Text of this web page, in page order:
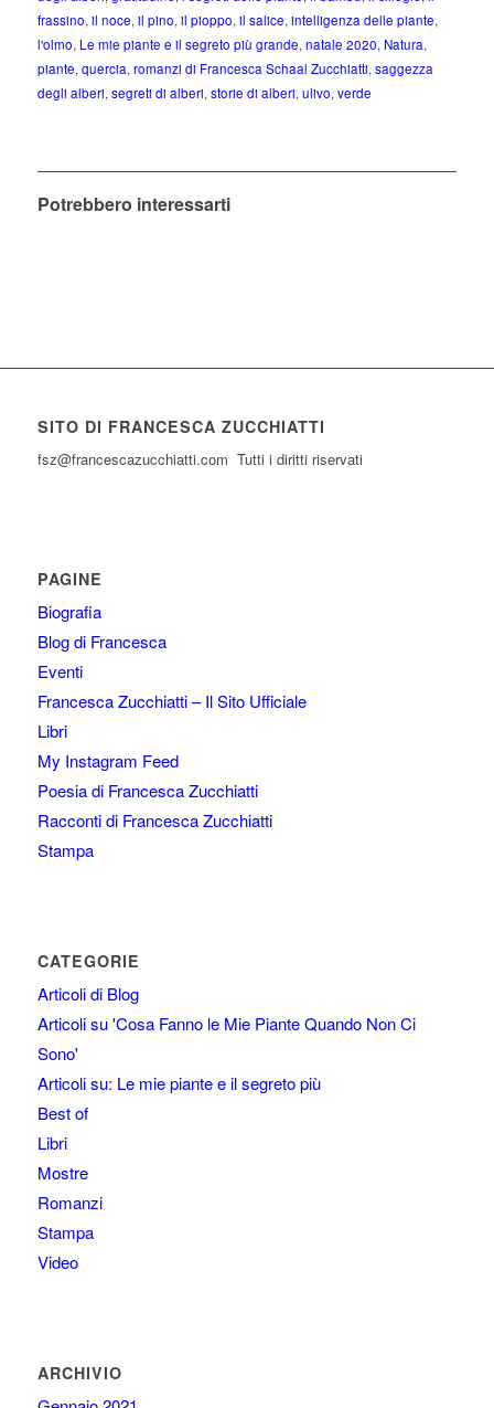
frassino,il noce,il pino,il pioppo,il salice,intelligenza delle piante,
l'olmo, Le mie piante e il segreto più grande,natale 2020,Natura,
piante,quercia,romanzi di Francesca Schaal Zucchiatti,saggezza
degli alberi,segreti di alberi,storie di alberi,ulivo,verde
Potrebbero interessarti
SITO DI FRANCESCA ZUCCHIATTI
fsz@francescazucchiatti.com Tutti i diritti riservati
PAGINE
Biografia
Blog di Francesca
Eventi
Francesca Zucchiatti – Il Sito Ufficiale
Libri
My Instagram Feed
Poesia di Francesca Zucchiatti
Racconti di Francesca Zucchiatti
Stampa
CATEGORIE
Articoli di Blog
Articoli su 'Cosa Fanno le Mie Piante Quando Non Ci
Sono'
Articoli su: Le mie piante e il segreto più
Best of
Libri
Mostre
Romanzi
Stampa
Video
ARCHIVIO